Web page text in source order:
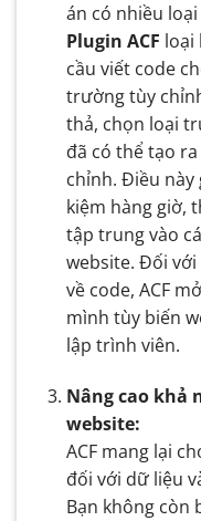
án có nhiều
Plugin ACF loại
cầu viết code
trường tùy
thả, chọn loại
đã có thể tạo
chỉnh. Điều
kiệm hàng giờ,
tập trung vào
website. Đối
về code, ACF
mình tùy biến
lập trình viên.
Nâng cao khả
website:
ACF mang lại
đối với dữ liệu
Bạn không còn